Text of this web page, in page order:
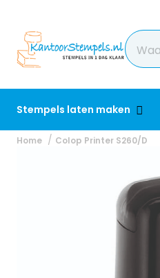
Stempels laten maken
Home Colop Printer S260/D